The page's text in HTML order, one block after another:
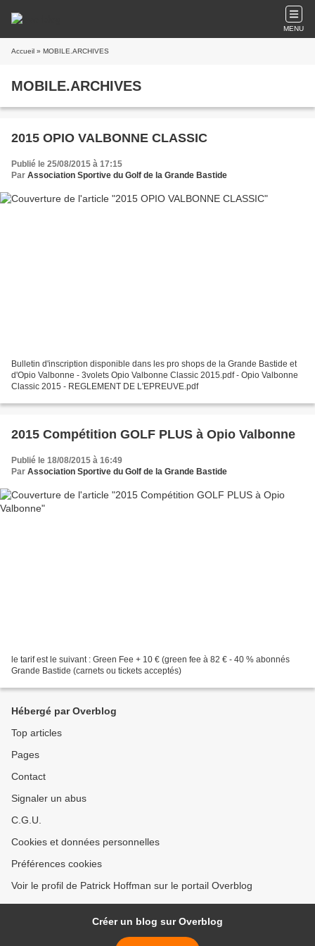
MENU
Accueil » MOBILE.ARCHIVES
MOBILE.ARCHIVES
2015 OPIO VALBONNE CLASSIC
Publié le 25/08/2015 à 17:15
Par Association Sportive du Golf de la Grande Bastide
Bulletin d'inscription disponible dans les pro shops de la Grande Bastide et
d'Opio Valbonne - 3volets Opio Valbonne Classic 2015.pdf - Opio Valbonne
Classic 2015 - REGLEMENT DE L'EPREUVE.pdf
2015 Compétition GOLF PLUS à Opio Valbonne
Publié le 18/08/2015 à 16:49
Par Association Sportive du Golf de la Grande Bastide
le tarif est le suivant : Green Fee + 10 € (green fee à 82 € - 40 % abonnés
Grande Bastide (carnets ou tickets acceptés)
Hébergé par Overblog
Top articles
Pages
Contact
Signaler un abus
C.G.U.
Cookies et données personnelles
Préférences cookies
Voir le profil de Patrick Hoffman sur le portail Overblog
Créer un blog sur Overblog